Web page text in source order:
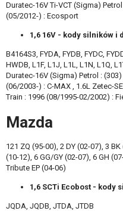
Duratec-16V Ti-VCT (Sigma)
(05/2012-) : Ecosport
1,6 16V - kody silników
B4164S3, FYDA, FYDB, FYDC,
HWDB, L1F, L1J, L1L, L1N, L1Q,
Duratec-16V (Sigma) Petrol :
(06/2003-) : C-MAX , 1.6L Zetec-
Train : 1996 (08/1995-02/2002) :
Mazda
121 ZQ (95-00), 2 DY (02-07), 3
(10-12), 6 GG/GY (02-07), 6 GH
Tribute EP (04-06)
1,6 SCTi Ecobost - kody
JQDA, JQDB, JTDA, JTDB